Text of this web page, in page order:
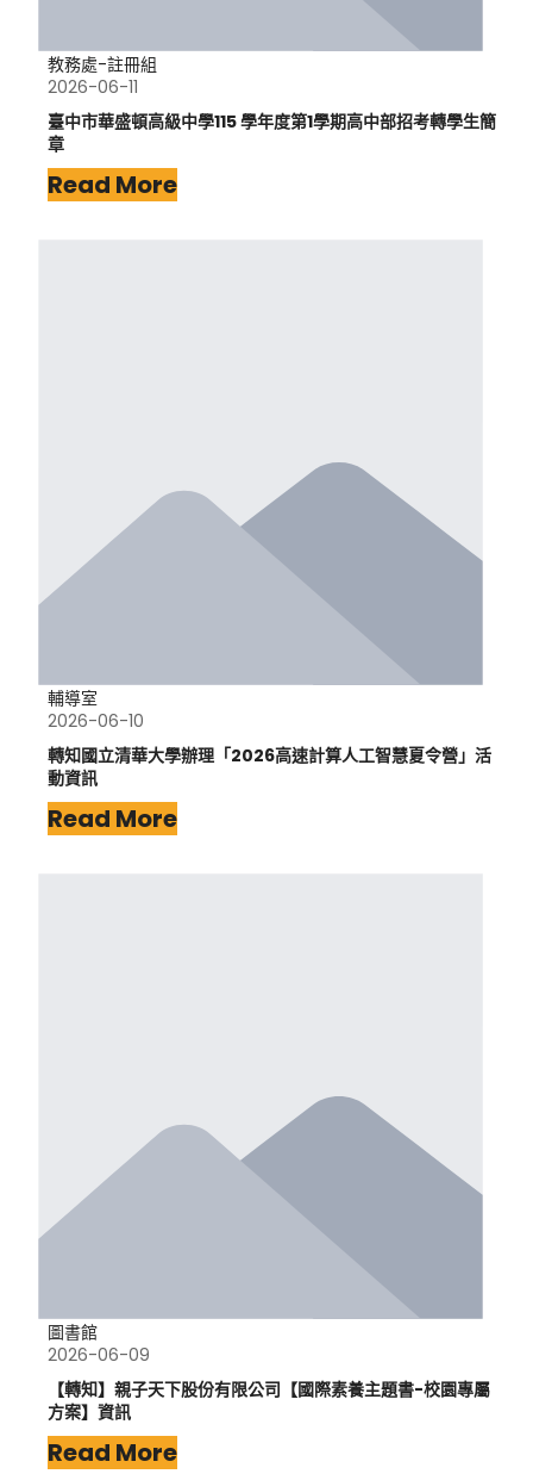
教務處-註冊組
2026-06-11
臺中市華盛頓高級中學115 學年度第1學期高中部招考轉學生簡
章
Read More
輔導室
2026-06-10
轉知國立清華大學辦理「2026高速計算人工智慧夏令營」活
動資訊
Read More
圖書館
2026-06-09
【轉知】親子天下股份有限公司【國際素養主題書-校園專屬
方案】資訊
Read More